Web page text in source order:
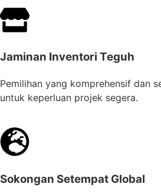
Jaminan Inventori Teguh
Pemilihan yang komprehensif dan
untuk keperluan projek segera.
Sokongan Setempat Global